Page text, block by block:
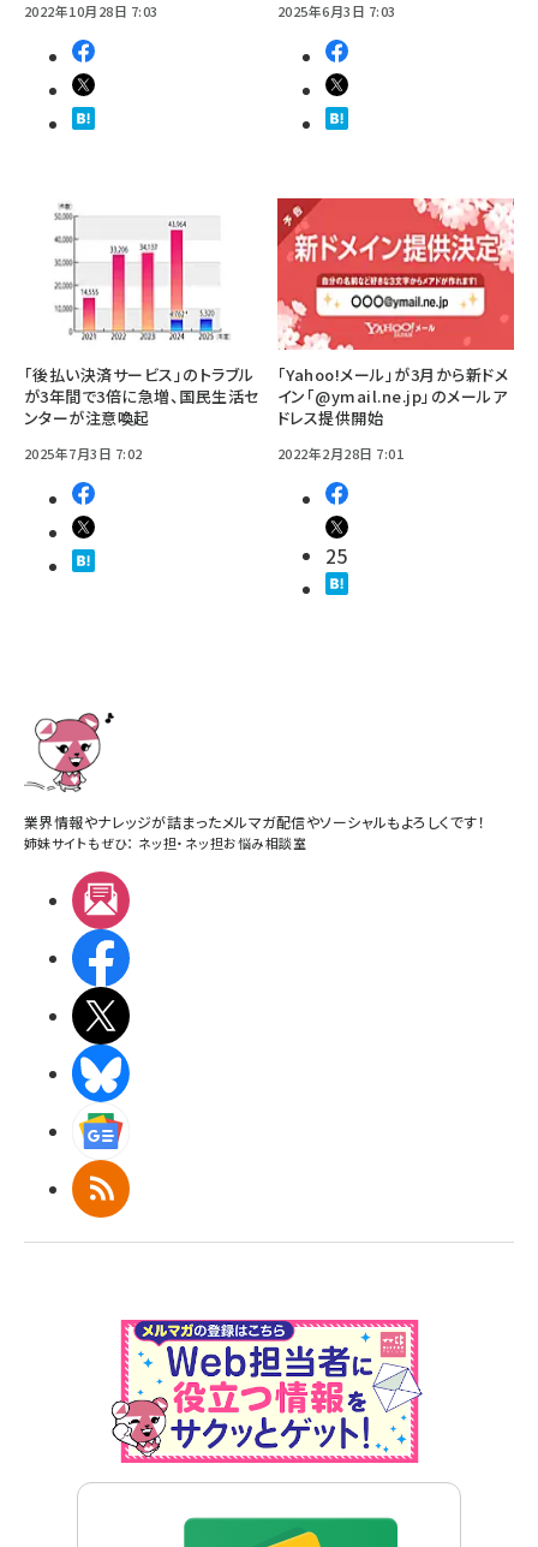
2022年10月28日 7:03 2025年6月3日 7:03
「後払い決済サービス」のトラブル
が3年間で3倍に急増、国民生活セ
ンターが注意喚起
2025年7月3日 7:02
「Yahoo!メール」が3月から新ドメ
イン「@ymail.ne.jp」のメールア
ドレス提供開始
2022年2月28日 7:01
25
業界情報やナレッジが詰まったメルマガ配信やソーシャルもよろしくです！
姉妹サイトもぜひ： ネッ担・ ネッ担お悩み相談室
RSS